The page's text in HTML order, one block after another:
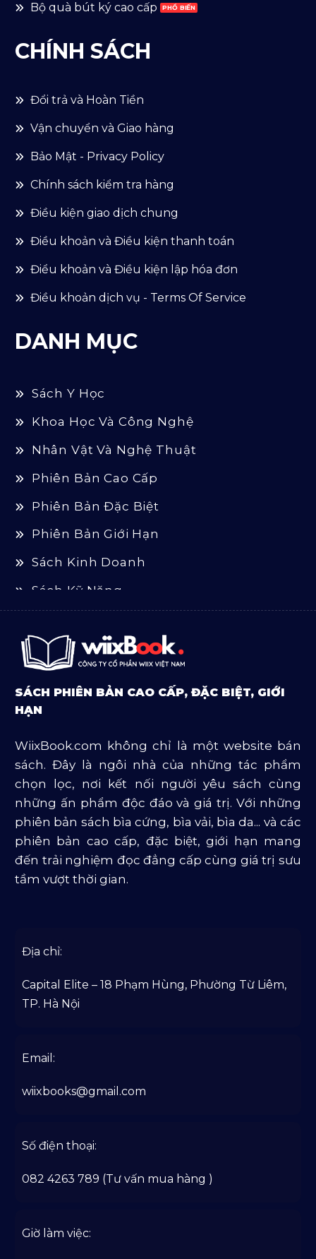
Bộ quà bút ký cao cấp
CHÍNH SÁCH
Đổi trả và Hoàn Tiền
Vận chuyển và Giao hàng
Bảo Mật - Privacy Policy
Chính sách kiểm tra hàng
Điều kiện giao dịch chung
Điều khoản và Điều kiện thanh toán
Điểu khoản và Điều kiện lập hóa đơn
Điều khoản dịch vụ - Terms Of Service
DANH MỤC
Sách Y Học
Khoa Học Và Công Nghệ
Nhân Vật Và Nghệ Thuật
Phiên Bản Cao Cấp
Phiên Bản Đặc Biệt
Phiên Bản Giới Hạn
Sách Kinh Doanh
Sách Kỹ Năng
Sách Ngoại Văn
Sách Tôn Giáo
Sản Phẩm Mở Bán
Văn Học Và Lịch Sử
SÁCH PHIÊN BẢN CAO CẤP, ĐẶC BIỆT, GIỚI
HẠN
WiixBook.com không chỉ là một website bán
sách. Đây là ngôi nhà của những tác phẩm
chọn lọc, nơi kết nối người yêu sách cùng
những ấn phẩm độc đáo và giá trị. Với những
phiên bản sách bìa cứng, bìa vải, bìa da... và các
phiên bản cao cấp, đặc biệt, giới hạn mang
đến trải nghiệm đọc đẳng cấp cùng giá trị sưu
tầm vượt thời gian.
Địa chỉ:
Capital Elite – 18 Phạm Hùng, Phường Từ Liêm,
TP. Hà Nội
Email:
wiixbooks@gmail.com
Số điện thoại:
082 4263 789 (Tư vấn mua hàng )
Giờ làm việc: